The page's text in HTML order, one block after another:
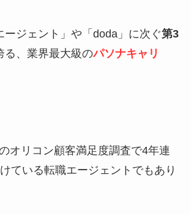
ージェント」や「doda」に次ぐ第3
る、業界最大級のパソナキャリ
オリコン顧客満足度調査で4年連
ている転職エージェントでもあり